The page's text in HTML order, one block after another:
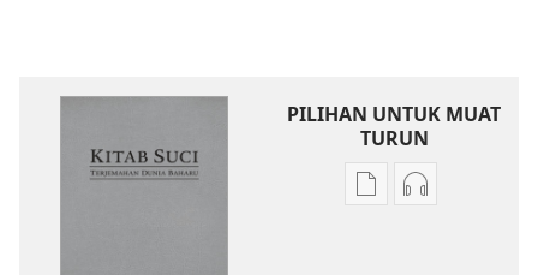
PILIHAN UNTUK MUAT
TURUN
PilihanPilihan